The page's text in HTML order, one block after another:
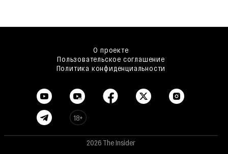
О проекте
Пользовательское соглашение
Политика конфиденциальности
18+
2026 The Insider